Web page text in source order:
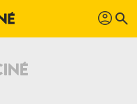
profil search